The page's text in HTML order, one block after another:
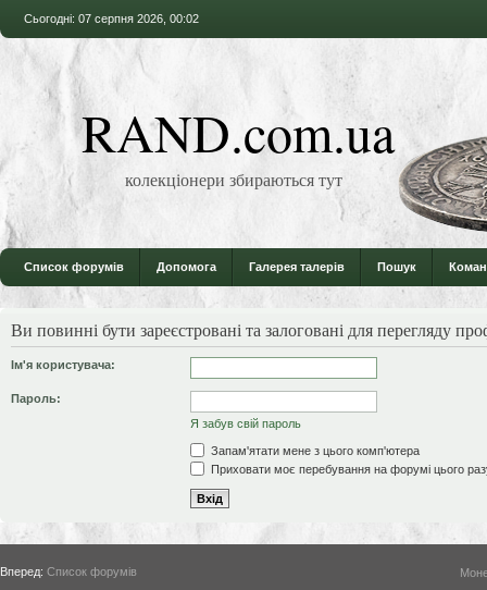
Сьогодні: 07 серпня 2026, 00:02
RAND.com.ua
колекціонери збираються тут
Список форумів Допомога Галерея талерів Пошук
Ви повинні бути зареєстровані та залоговані для перегляду
Ім'я користувача:
Пароль:
Я забув свій пароль
Запам'ятати мене з цього комп'ютера
Приховати моє перебування на форумі цього
Вперед: Список форумів